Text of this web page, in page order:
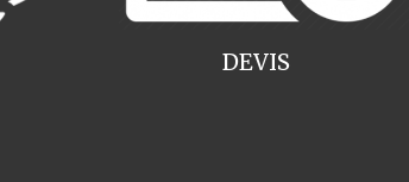
DEVIS